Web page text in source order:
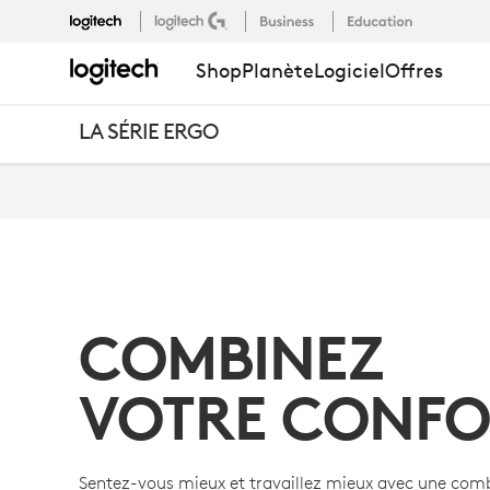
DE
ERGO
ShopPlanèteLogicielOffres
LA SÉRIE ERGO
COMBINEZ
VOTRE
Sentez-vous mieux et travaillez mieux avec une